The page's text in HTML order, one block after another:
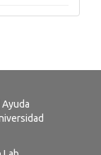
Ayuda